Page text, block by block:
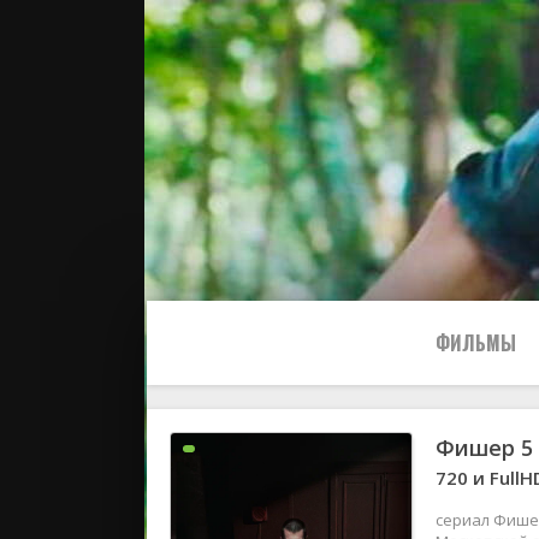
ФИЛЬМЫ
Все
Фишер 5
720 и
сериал